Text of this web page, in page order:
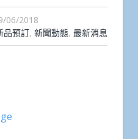
06/2018
品預訂, 新聞動態, 最新消息